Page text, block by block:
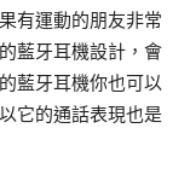
有運動的朋友非常
藍牙耳機設計，會
藍牙耳機你也可以
它的通話表現也是